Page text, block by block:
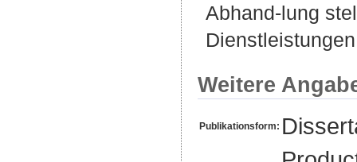
Abhand-lung
Weitere
Publikationsform: